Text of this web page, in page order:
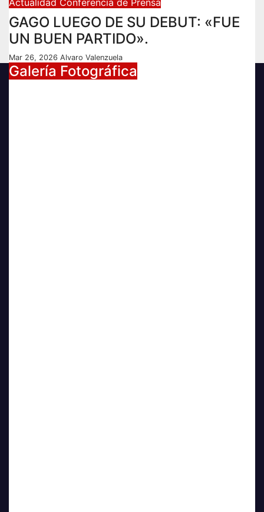
Actualidad Conferencia de Prensa
GAGO LUEGO DE SU DEBUT: «FUE
UN BUEN PARTIDO».
Mar 26, 2026 Alvaro Valenzuela
Galería Fotográfica